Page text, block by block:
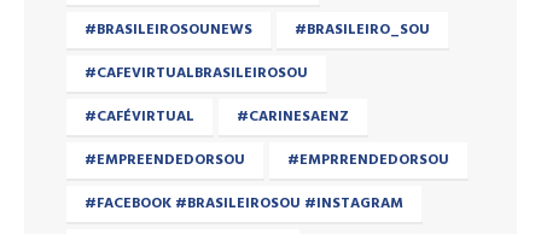
#BRASILEIROSOUNEWS
#BRASILEIRO_SOU
#CAFEVIRTUALBRASILEIROSOU
#CAFÉVIRTUAL
#CARINESAENZ
#EMPREENDEDORSOU
#EMPRRENDEDORSOU
#FACEBOOK #BRASILEIROSOU #INSTAGRAM